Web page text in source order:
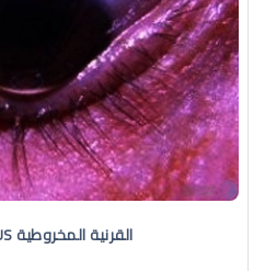
القرنية المخروطية KERATOCONUS